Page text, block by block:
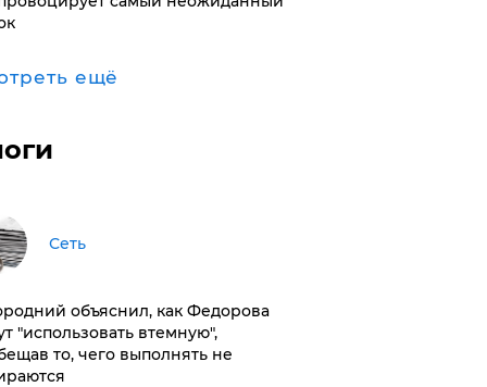
ещё
Сеть
объяснил, как Федорова
"использовать втемную",
то, чего выполнять не